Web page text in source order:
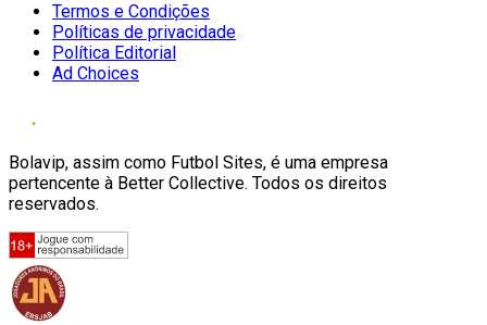
Termos e Condições
Políticas de privacidade
Política Editorial
Ad Choices
Bolavip, assim como Futbol Sites, é uma empresa
pertencente à Better Collective. Todos os direitos
reservados.